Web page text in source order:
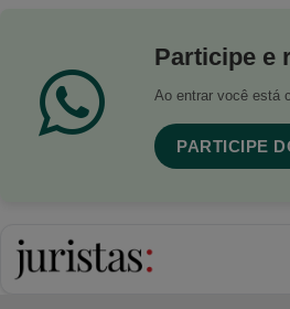
Participe e
Ao entrar você está
PARTICIPE